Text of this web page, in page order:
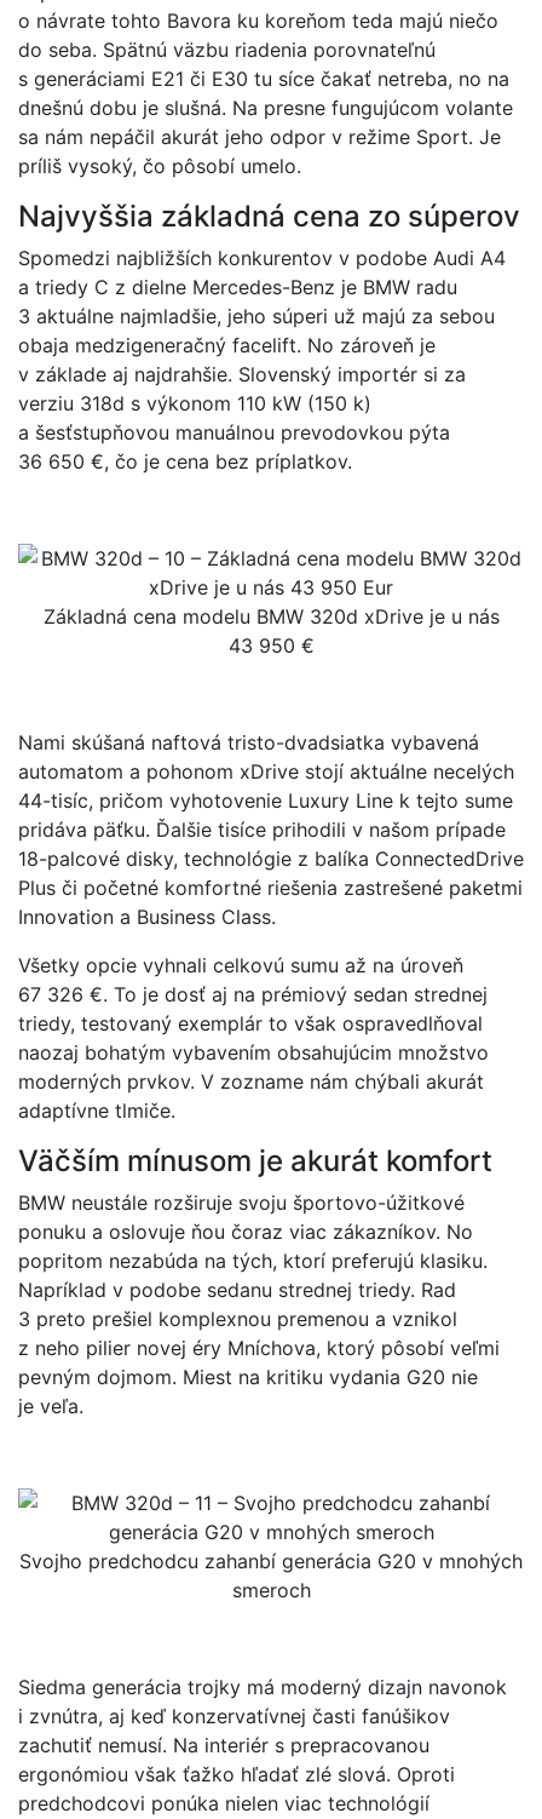
o návrate tohto Bavora ku koreňom teda majú niečo
do seba. Spätnú väzbu riadenia porovnateľnú
s generáciami E21 či E30 tu síce čakať netreba, no na
dnešnú dobu je slušná. Na presne fungujúcom volante
sa nám nepáčil akurát jeho odpor v režime Sport. Je
príliš vysoký, čo pôsobí umelo.
Najvyššia základná cena zo súperov
Spomedzi najbližších konkurentov v podobe Audi A4
a triedy C z dielne Mercedes-Benz je BMW radu
3 aktuálne najmladšie, jeho súperi už majú za sebou
obaja medzigeneračný facelift. No zároveň je
v základe aj najdrahšie. Slovenský importér si za
verziu 318d s výkonom 110 kW (150 k)
a šesťstupňovou manuálnou prevodovkou pýta
36 650 €, čo je cena bez príplatkov.
Základná cena modelu BMW 320d xDrive je u nás
43 950 €
Nami skúšaná naftová tristo-dvadsiatka vybavená
automatom a pohonom xDrive stojí aktuálne necelých
44-tisíc, pričom vyhotovenie Luxury Line k tejto sume
pridáva päťku. Ďalšie tisíce prihodili v našom prípade
18-palcové disky, technológie z balíka ConnectedDrive
Plus či početné komfortné riešenia zastrešené paketmi
Innovation a Business Class.
Všetky opcie vyhnali celkovú sumu až na úroveň
67 326 €. To je dosť aj na prémiový sedan strednej
triedy, testovaný exemplár to však ospravedlňoval
naozaj bohatým vybavením obsahujúcim množstvo
moderných prvkov. V zozname nám chýbali akurát
adaptívne tlmiče.
Väčším mínusom je akurát komfort
BMW neustále rozširuje svoju športovo-úžitkové
ponuku a oslovuje ňou čoraz viac zákazníkov. No
popritom nezabúda na tých, ktorí preferujú klasiku.
Napríklad v podobe sedanu strednej triedy. Rad
3 preto prešiel komplexnou premenou a vznikol
z neho pilier novej éry Mníchova, ktorý pôsobí veľmi
pevným dojmom. Miest na kritiku vydania G20 nie
je veľa.
Svojho predchodcu zahanbí generácia G20 v mnohých
smeroch
Siedma generácia trojky má moderný dizajn navonok
i zvnútra, aj keď konzervatívnej časti fanúšikov
zachutiť nemusí. Na interiér s prepracovanou
ergonómiou však ťažko hľadať zlé slová. Oproti
predchodcovi ponúka nielen viac technológií